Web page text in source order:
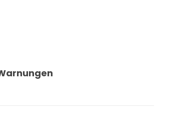
Aufsprühen nicht mit Tuch oder